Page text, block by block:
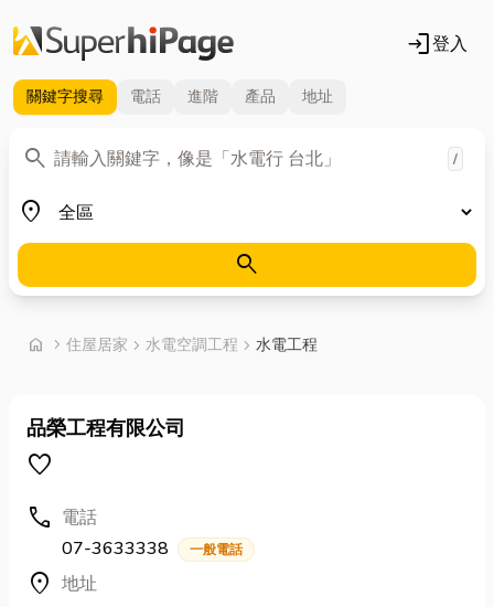
login登入
關鍵字搜尋 電話 進階 產品 地址
search
關鍵字 /
place
地區
search
home chevron_right 首頁
住屋居家 chevron_right 水電空調工程 chevron_right 水電工程
品榮工程有限公司
favorite
call 電話
07-3633338
一般電話
location_on 地址